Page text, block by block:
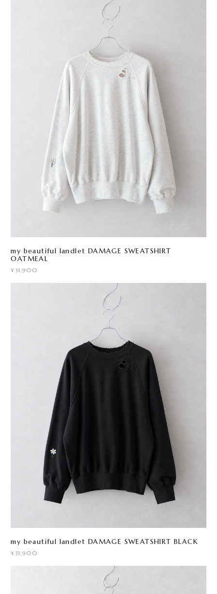
my beautiful landlet DAMAGE SWEATSHIRT
OATMEAL
¥31,900
my beautiful landlet DAMAGE SWEATSHIRT BLACK
¥31,900